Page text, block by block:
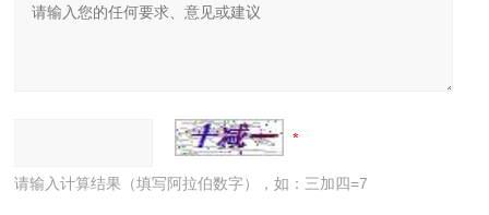
请输入计算结果（填写阿拉伯数字），如：三加四=7